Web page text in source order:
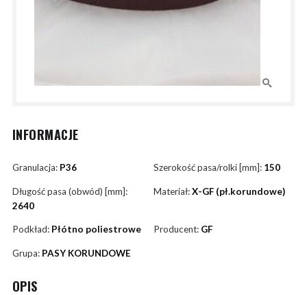
INFORMACJE
Granulacja: P36 Szerokość pasa/rolki [mm]: 150
Długość pasa (obwód) [mm]:
2640
Materiał:X-GF (pł.korundowe)
Podkład: Płótno poliestrowe Producent: GF
Grupa: PASY KORUNDOWE
OPIS